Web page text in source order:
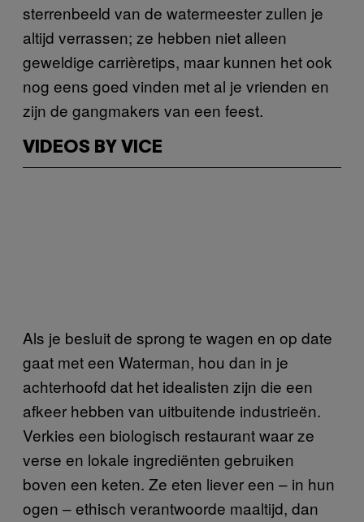
sterrenbeeld van de watermeester zullen je
altijd verrassen; ze hebben niet alleen
geweldige carrièretips, maar kunnen het ook
nog eens goed vinden met al je vrienden en
zijn de gangmakers van een feest.
VIDEOS BY VICE
Als je besluit de sprong te wagen en op date
gaat met een Waterman, hou dan in je
achterhoofd dat het idealisten zijn die een
afkeer hebben van uitbuitende industrieën.
Verkies een biologisch restaurant waar ze
verse en lokale ingrediënten gebruiken
boven een keten. Ze eten liever een – in hun
ogen – ethisch verantwoorde maaltijd, dan